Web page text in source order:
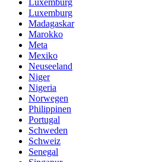
Luxemburg
Luxemburg
Madagaskar
Marokko
Meta
Mexiko
Neuseeland
Niger
Nigeria
Norwegen
Philippinen
Portugal
Schweden
Schweiz
Senegal